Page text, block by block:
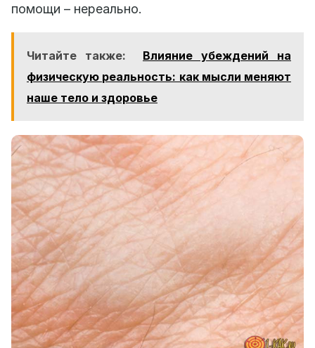
помощи – нереально.
Читайте также:
Влияние убеждений на
физическую реальность: как мысли меняют
наше тело и здоровье